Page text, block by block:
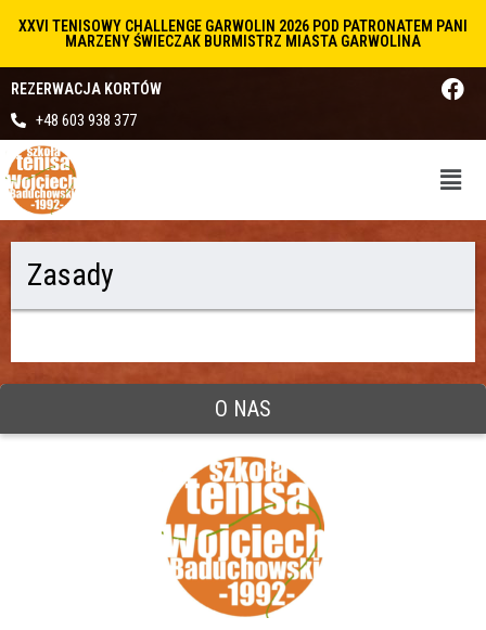
XXVI TENISOWY CHALLENGE GARWOLIN 2026 POD PATRONATEM PANI
MARZENY ŚWIECZAK BURMISTRZ MIASTA GARWOLINA
REZERWACJA KORTÓW
+48 603 938 377
Zasady
O NAS